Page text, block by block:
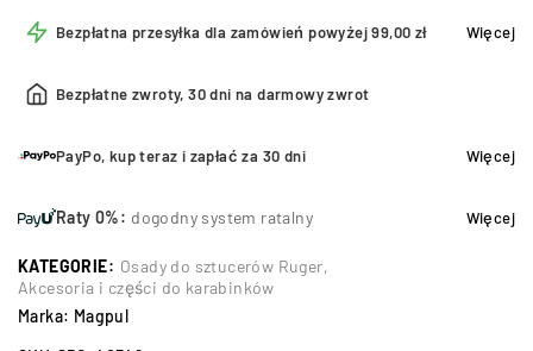
Bezpłatna przesyłka dla zamówień powyżej 99,00 zł Więcej
Bezpłatne zwroty, 30 dni na darmowy zwrot
PayPo, kup teraz i zapłać za 30 dni Więcej
Raty 0%: dogodny system ratalny Więcej
KATEGORIE: Osady do sztucerów Ruger,
Akcesoria i części do karabinków
Marka: Magpul